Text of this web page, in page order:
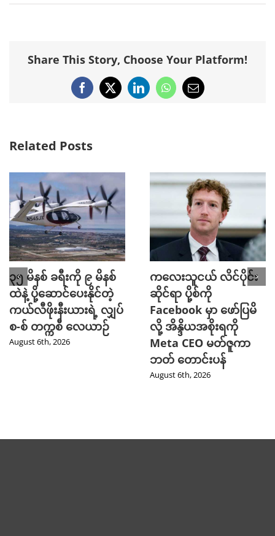
Share This Story, Choose Your Platform!
Facebook
X LinkedInWhatsApp
Email
Related Posts
၃၅ မိနစ် ခရီးကို ၉ မိနစ်
ထဲနဲ့ ပို့ဆောင်ပေးနိုင်တဲ့
ကယ်လီဖိုးနီးယားရဲ့ လျှပ်
စ-စ် တက္ကစီ လေယာဉ်
August 6th, 2026
ကလေးသူငယ် လိင်ပိုင်း
ဆိုင်ရာ ပို့စ်ကို
Facebook မှာ ဖော်ပြမိ
လို့ အိန္ဒိယအစိုးရကို
Meta CEO မတ်ဇူကာ
ဘတ် တောင်းပန်
August 6th, 2026